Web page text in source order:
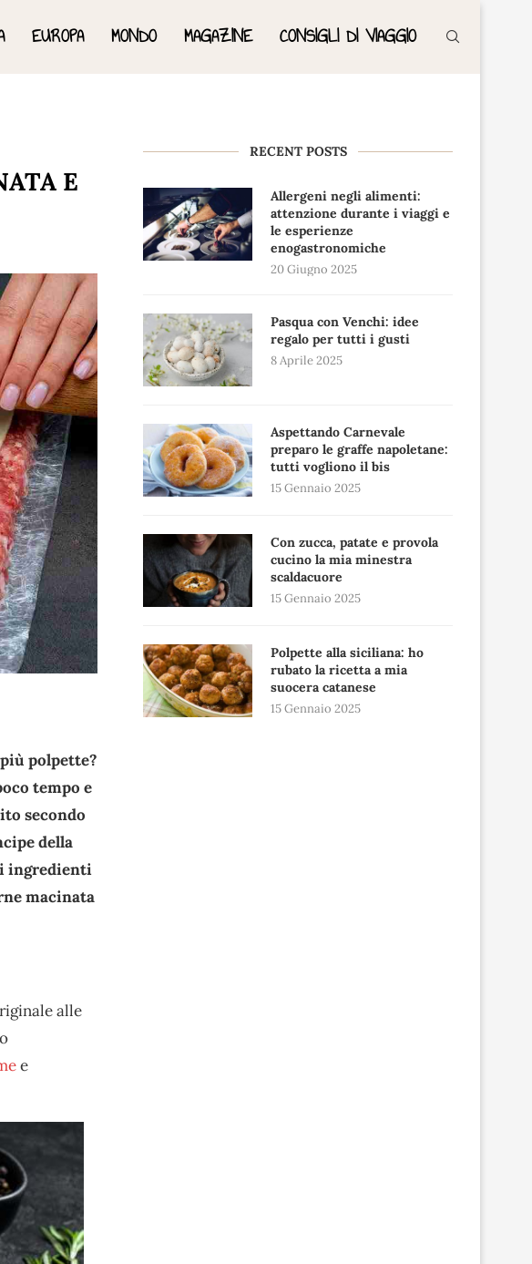
EUROPA MONDO MAGAZINE CONSIGLI DI VIAGGIO
E
polpette?
tempo e
secondo
della
ingredienti
macinata
alle
e
RECENT POSTS
Allergeni negli alimenti:
attenzione durante i viaggi e
le esperienze
enogastronomiche
20 Giugno 2025
Pasqua con Venchi: idee
regalo per tutti i gusti
8 Aprile 2025
Aspettando Carnevale
preparo le graffe napoletane:
tutti vogliono il bis
15 Gennaio 2025
Con zucca, patate e provola
cucino la mia minestra
scaldacuore
15 Gennaio 2025
Polpette alla siciliana: ho
rubato la ricetta a mia
suocera catanese
15 Gennaio 2025